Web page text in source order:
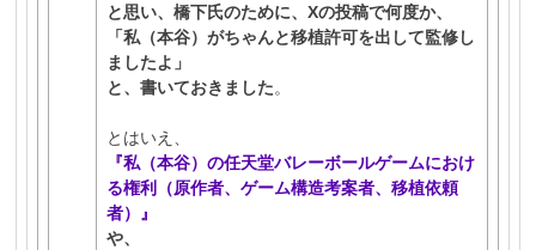
と思い、橋下氏のために、Xの投稿で何度か、
「私（本谷）がちゃんと移植許可を出して監修し
ましたよ」
と、書いておきました。
とはいえ、
『私（本谷）の任天堂バレーボールゲームにおけ
る権利（原作者、ゲーム構造考案者、移植依頼
者）』
や、